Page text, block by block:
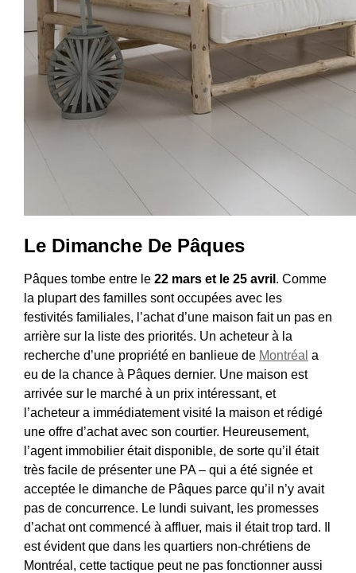
Le Dimanche De Pâques
Pâques tombe entre le 22 mars et le 25 avril . Comme
la plupart des familles sont occupées avec les
festivités familiales, l’achat d’une maison fait un pas en
arrière sur la liste des priorités. Un acheteur à la
recherche d’une propriété en banlieue de Montréal a
eu de la chance à Pâques dernier. Une maison est
arrivée sur le marché à un prix intéressant, et
l’acheteur a immédiatement visité la maison et rédigé
une offre d’achat avec son courtier. Heureusement,
l’agent immobilier était disponible, de sorte qu’il était
très facile de présenter une PA – qui a été signée et
acceptée le dimanche de Pâques parce qu’il n’y avait
pas de concurrence. Le lundi suivant, les promesses
d’achat ont commencé à affluer, mais il était trop tard. Il
est évident que dans les quartiers non-chrétiens de
Montréal, cette tactique peut ne pas fonctionner aussi